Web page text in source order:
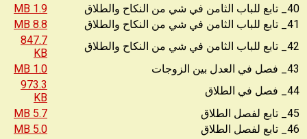
40_ تابع للباب الثامن في شي من النكاح والطلاق
1.9 MB
41_ تابع للباب الثامن في شي من النكاح والطلاق
8.8 MB
42_ تابع للباب الثامن في شي من النكاح والطلاق
847.7
KB
43_ فصل في العدل بين الزوجات
1.0 MB
44_ فصل في الطلاق
973.3
KB
45_ تابع لفصل الطلاق
5.7 MB
46_ تابع لفصل الطلاق
5.0 MB